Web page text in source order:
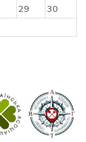
29
30